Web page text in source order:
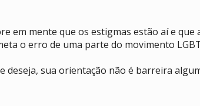
em mente que os estigmas estão aí e que
o erro de uma parte do movimento
deseja, sua orientação não é barreira